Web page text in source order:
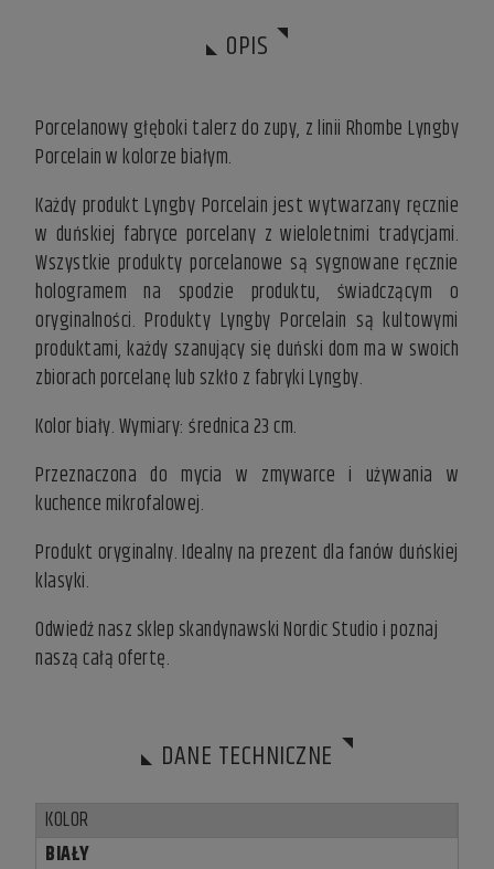
OPIS
Porcelanowy głęboki talerz do zupy, z linii Rhombe Lyngby
Porcelain w kolorze białym.
Każdy produkt Lyngby Porcelain jest wytwarzany ręcznie
w duńskiej fabryce porcelany z wieloletnimi tradycjami.
Wszystkie produkty porcelanowe są sygnowane ręcznie
hologramem na spodzie produktu, świadczącym o
oryginalności. Produkty Lyngby Porcelain są kultowymi
produktami, każdy szanujący się duński dom ma w swoich
zbiorach porcelanę lub szkło z fabryki Lyngby.
Kolor biały. Wymiary: średnica 23 cm.
Przeznaczona do mycia w zmywarce i używania w
kuchence mikrofalowej.
Produkt oryginalny. Idealny na prezent dla fanów duńskiej
klasyki.
Odwiedź nasz sklep skandynawski Nordic Studio i poznaj
naszą całą ofertę.
DANE TECHNICZNE
KOLOR
BIAŁY